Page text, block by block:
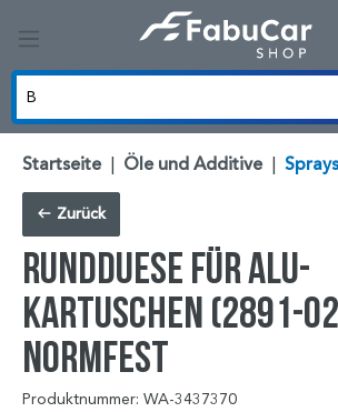
Startseite | Öle und Additive |
Zurück
RUNDDUESE FÜR ALU-
KARTUSCHEN (2891-
NORMFEST
Produktnummer: WA-3437370